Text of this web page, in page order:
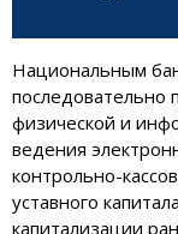
Национальным
последовательно
физической и
ведения
контрольно-
уставного
капитализации